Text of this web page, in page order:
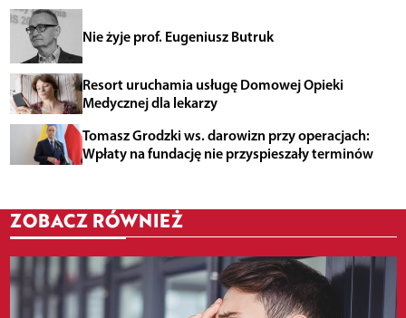
Nie żyje prof. Eugeniusz Butruk
Resort uruchamia usługę Domowej Opieki
Medycznej dla lekarzy
Tomasz Grodzki ws. darowizn przy operacjach:
Wpłaty na fundację nie przyspieszały terminów
ZOBACZ RÓWNIEŻ